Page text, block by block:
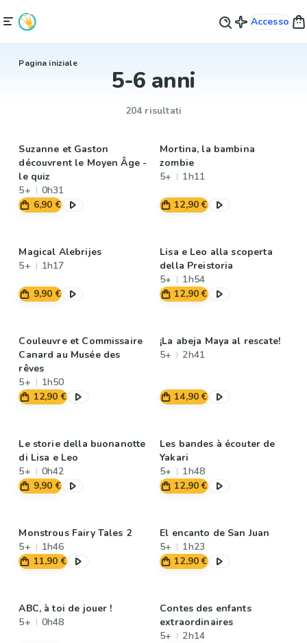
Accesso
Pagina iniziale
5-6 anni
204 risultati
Suzanne et Gaston
découvrent le Moyen Âge -
le quiz
5+
0h31
6,90 €
Mortina, la bambina
zombie
5+
1h11
12,90 €
Magical Alebrijes
5+
1h17
9,90 €
Lisa e Leo alla scoperta
della Preistoria
5+
1h54
12,90 €
Couleuvre et Commissaire
Canard au Musée des
rêves
5+
1h50
12,90 €
¡La abeja Maya al rescate!
5+
2h41
14,90 €
Le storie della buonanotte
di Lisa e Leo
5+
0h42
9,90 €
Les bandes à écouter de
Yakari
5+
1h48
12,90 €
Monstrous Fairy Tales 2
5+
1h46
11,90 €
El encanto de San Juan
5+
1h23
12,90 €
ABC, à toi de jouer !
5+
0h48
Contes des enfants
extraordinaires
5+
2h14